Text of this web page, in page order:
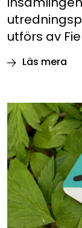
utförs av
Läs mera
området
för Östbanan